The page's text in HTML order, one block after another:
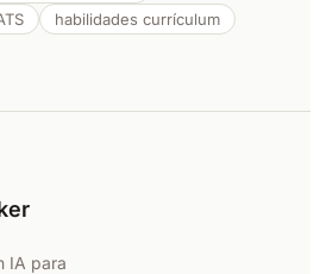
habilidades currículum
IA para